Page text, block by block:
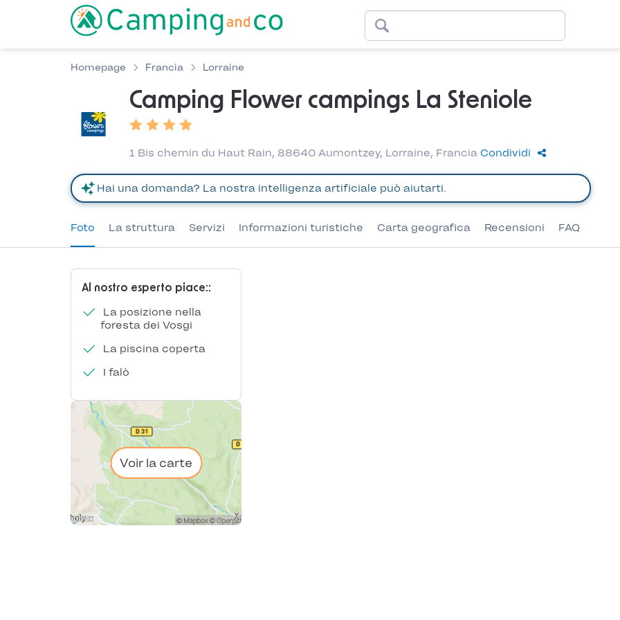
Homepage Francia Lorraine
Camping Flower campings La Steniole
1 Bis chemin du Haut Rain, 88640 Aumontzey, Lorraine, Francia Condividi
Foto La struttura Servizi Informazioni turistiche Carta geografica Recensioni FAQ
Al nostro esperto piace::
La posizione nella
foresta dei Vosgi
La piscina coperta
I falò
Voir la carte